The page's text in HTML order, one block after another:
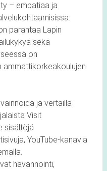
– empatiaa ja
parantaa Lapin
sekä
on
ammattikorkeakoulujen
ja vertailla
Visit
sisältöjä
YouTube-kanavia
havannointi,